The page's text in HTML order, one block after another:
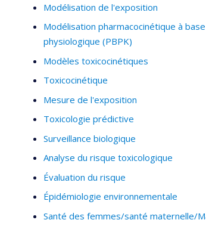
Modélisation de l'exposition
Modélisation pharmacocinétique à base
physiologique (PBPK)
Modèles toxicocinétiques
Toxicocinétique
Mesure de l'exposition
Toxicologie prédictive
Surveillance biologique
Analyse du risque toxicologique
Évaluation du risque
Épidémiologie environnementale
Santé des femmes/santé maternelle/